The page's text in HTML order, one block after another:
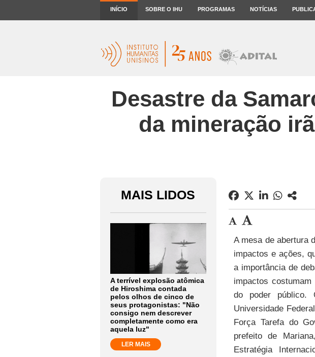
INÍCIO SOBRE O IHU PROGRAMAS NOTÍCIAS
Desastre da
da mineração
MAIS LIDOS
A terrível explosão atômica
de Hiroshima contada
pelos olhos de cinco de
seus protagonistas: "Não
consigo nem descrever
completamente como era
aquela luz"
LER MAIS
A mesa de abertura
impactos e ações,
a importância de
impactos
do poder público.
Universidade
Força Tarefa do
prefeito de
Estratégia